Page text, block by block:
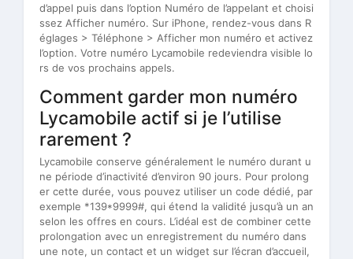
d’appel puis dans l’option Numéro de l’appelant et choisi
ssez Afficher numéro. Sur iPhone, rendez-vous dans R
églages > Téléphone > Afficher mon numéro et activez
l’option. Votre numéro Lycamobile redeviendra visible lo
rs de vos prochains appels.
Comment garder mon numéro
Lycamobile actif si je l’utilise
rarement ?
Lycamobile conserve généralement le numéro durant u
ne période d’inactivité d’environ 90 jours. Pour prolong
er cette durée, vous pouvez utiliser un code dédié, par
exemple *139*9999#, qui étend la validité jusqu’à un an
selon les offres en cours. L’idéal est de combiner cette
prolongation avec un enregistrement du numéro dans
une note, un contact et un widget sur l’écran d’accueil,